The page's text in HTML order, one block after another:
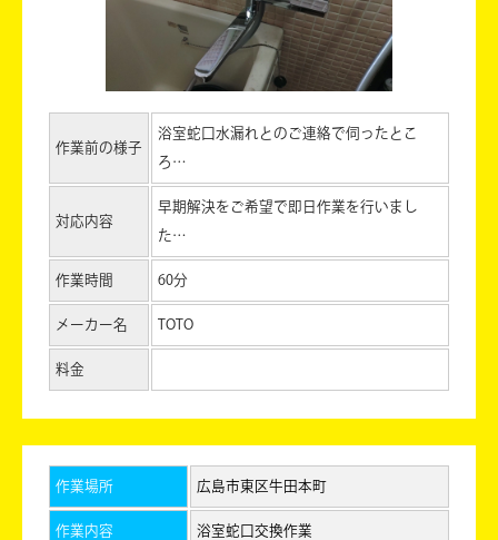
作業前の様子
浴室蛇口水漏れとのご連絡で伺ったとこ
ろ…
対応内容
早期解決をご希望で即日作業を行いまし
た…
作業時間 60分
メーカー名 TOTO
料金
作業場所 広島市東区牛田本町
作業内容 浴室蛇口交換作業